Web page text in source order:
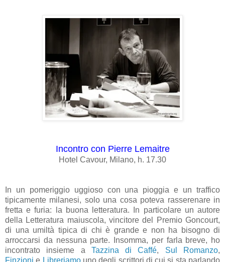
Incontro con Pierre Lemaitre
Hotel Cavour, Milano, h. 17.30
In un pomeriggio uggioso con una pioggia e un traffico
tipicamente milanesi, solo una cosa poteva rasserenare in
fretta e furia: la buona letteratura. In particolare un autore
della Letteratura maiuscola, vincitore del Premio Goncourt,
di una umiltà tipica di chi è grande e non ha bisogno di
arroccarsi da nessuna parte. Insomma, per farla breve, ho
incontrato insieme a Tazzina di Caffé, Sul Romanzo,
Finzioni e Libreriamouno degli scrittori di cui si sta parlando